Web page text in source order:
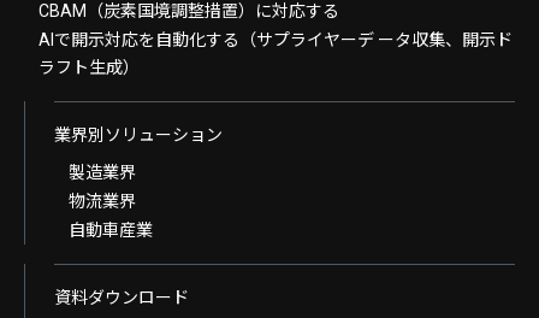
CBAM（炭素国境調整措置）に対応する
AIで開示対応を自動化する（サプライヤーデ ータ収集、開示ド
ラフト生成）
業界別ソリューション
製造業界
物流業界
自動車産業
資料ダウンロード